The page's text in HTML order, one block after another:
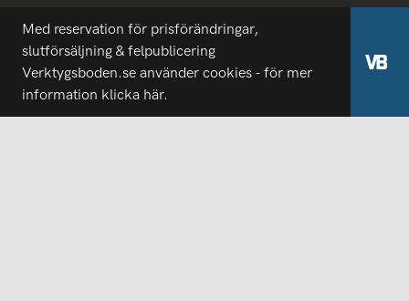
Med reservation för prisförändringar,
slutförsäljning & felpublicering
Verktygsboden.se använder cookies - för mer
information klicka här.